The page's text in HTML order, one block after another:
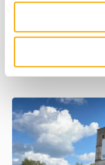
Vidzeme